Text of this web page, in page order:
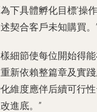
下具體孵化目標’操
契合客戶未知購買。
細節使每位開始得
新依賴整篇章及實
維度應伴后續可行
進底。”